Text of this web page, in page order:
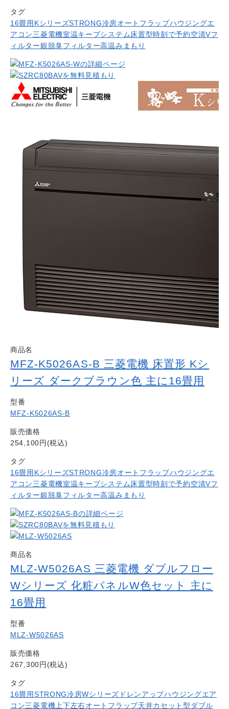
タグ
16畳用KシリーズSTRONG冷房オートフラップハウジングエ
アコン三菱電機室温キープシステム床置型時刻で予約空清Vフ
ィルター銀脱臭フィルター高温みまもり
商品名
MFZ-K5026AS-B 三菱電機 床置形 Kシ
リーズ ダークブラウン色 主に16畳用
型番
MFZ-K5026AS-B
販売価格
254,100円(税込)
タグ
16畳用KシリーズSTRONG冷房オートフラップハウジングエ
アコン三菱電機室温キープシステム床置型時刻で予約空清Vフ
ィルター銀脱臭フィルター高温みまもり
商品名
MLZ-W5026AS 三菱電機 ダブルフロー
Wシリーズ 化粧パネルW色セット 主に
16畳用
型番
MLZ-W5026AS
販売価格
267,300円(税込)
タグ
16畳用STRONG冷房Wシリーズ ドレンアップハウジングエア
コン三菱電機 上下左右オートフラップ天井カセット型ダブル